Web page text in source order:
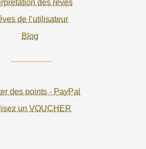
des rêves
de l’utilisateur
Blog
des points - PayPal
un VOUCHER